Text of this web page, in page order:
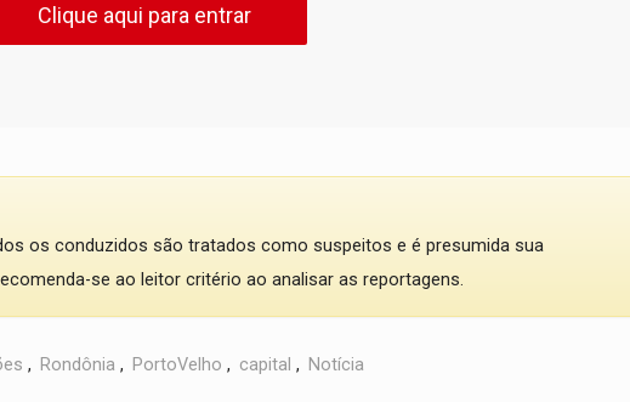
Clique aqui para entrar
os conduzidos são tratados como suspeitos e é presumida sua
se ao leitor critério ao analisar as reportagens.
, Rondônia , PortoVelho , capital , Notícia